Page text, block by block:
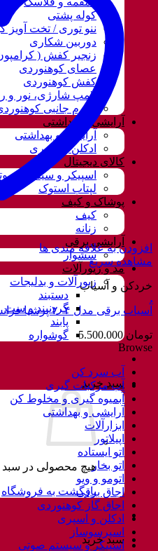
کوله پشتی
ننو توری / تخت آویز
دوربین شکاری
زنجیر کفش (
عصای کوهنوردی
کفش کوهنوردی
لامپ شارژی، نور و
لوازم جانبی
آرایشی و بهداشتی
آرایشی و بهداشتی
ادکلن و اسپری
کالای دیجیتال
اسپیکر و سیستم
لپتاب استوک
پوشاک و کیف
کیف
زنانه
آرایشی برقی
سشوار
مد و زیورآلات
زیورآلات و بدلیجات
دستبند
گردنبند و ست
پابند
گوشواره
سبد خرید
هیچ محصولی در
بازگشت به فروشگاه
سبد خرید
افزودن به علاقه مندی ها
مشاهده سریع
خردکن و آسیاب
آُسیاب برقی مدل ۲۰۴ پرشیا فرانس / PERSIA PR-۲۰۴
تومان5.500.000
Browse
آب سرد کن
آب مرکبات گیری
آبمیوه گیری و مخلوط کن
آرایشی و بهداشتی
ابزارآلات
اپیلاتور
اتو ایستاده
اتو بخار
اتومو و ویو
اجاق برقی
اجاق گاز کوهنوردی
ادکلن و اسپری
اسپرسوساز
اسپیکر و سیستم صوتی